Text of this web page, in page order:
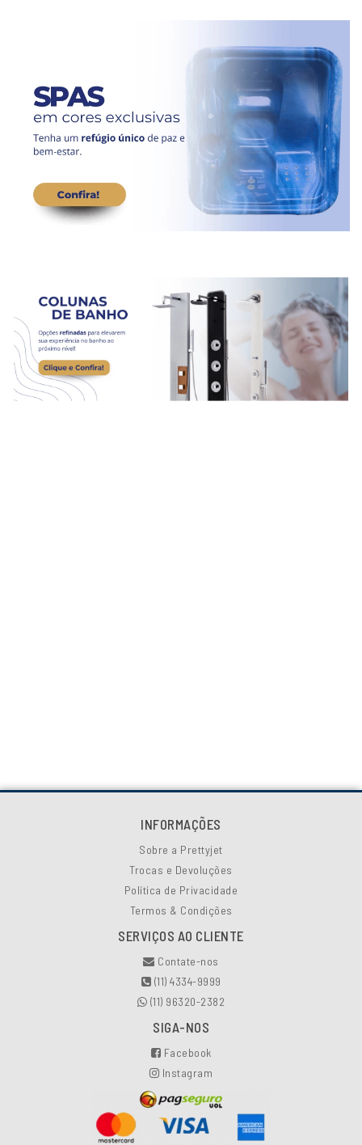
INFORMAÇÕES
Sobre a Prettyjet
Trocas e Devoluções
Política de Privacidade
Termos & Condições
SERVIÇOS AO CLIENTE
Contate-nos
(11) 4334-9999
(11) 96320-2382
SIGA-NOS
Facebook
Instagram